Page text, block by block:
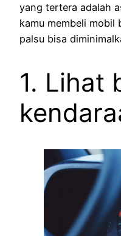
yang tertera adalah
kamu membeli mobil
palsu bisa
1. Lihat